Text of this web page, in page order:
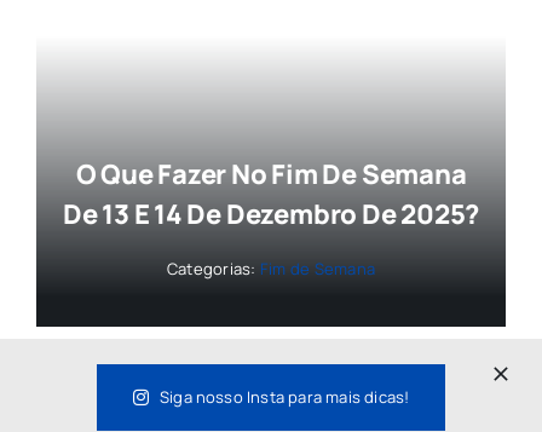
O Que Fazer No Fim De Semana
De 13 E 14 De Dezembro De 2025?
Categorias: Fim de Semana
Siga nosso Insta para mais dicas!